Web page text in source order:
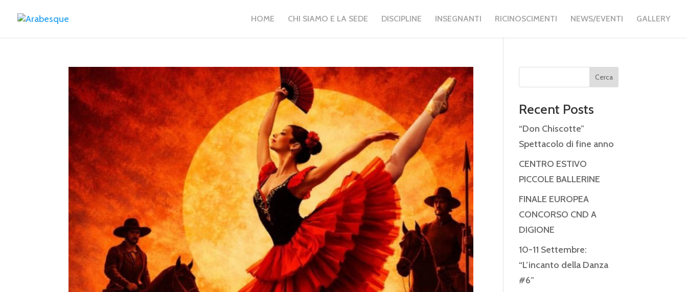
HOME CHI SIAMO E LA SEDE DISCIPLINE INSEGNANTI RICINOSCIMENTI NEWS/EVENTI GALLERY
Cerca
Recent Posts
“Don Chiscotte”
Spettacolo di fine anno
CENTRO ESTIVO
PICCOLE BALLERINE
FINALE EUROPEA
CONCORSO CND A
DIGIONE
10-11 Settembre:
“L’incanto della Danza
#6”